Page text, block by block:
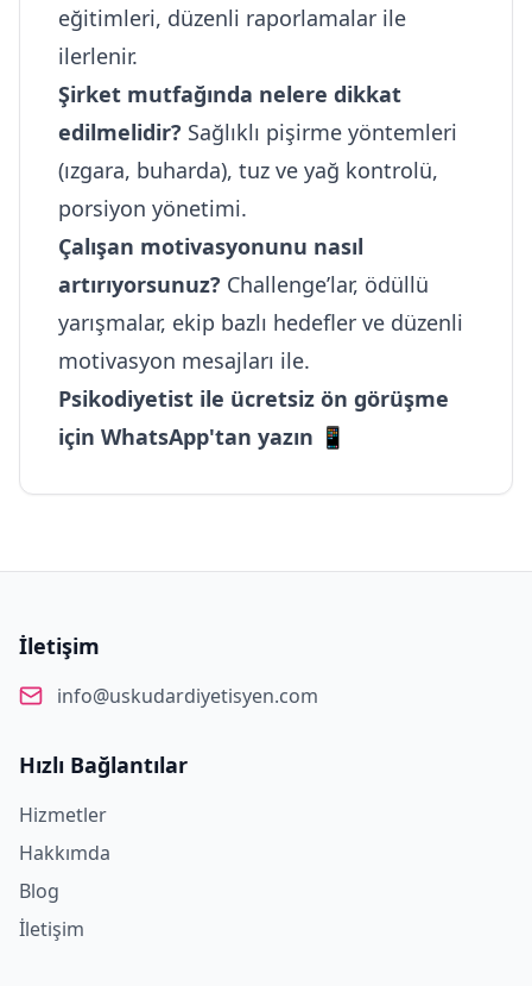
eğitimleri, düzenli raporlamalar ile
ilerlenir.
Şirket mutfağında nelere dikkat
edilmelidir? Sağlıklı pişirme yöntemleri
(ızgara, buharda), tuz ve yağ kontrolü,
porsiyon yönetimi.
Çalışan motivasyonunu nasıl
artırıyorsunuz? Challenge’lar, ödüllü
yarışmalar, ekip bazlı hedefler ve düzenli
motivasyon mesajları ile.
Psikodiyetist ile ücretsiz ön görüşme
için WhatsApp'tan yazın 📱
İletişim
info@uskudardiyetisyen.com
Hızlı Bağlantılar
Hizmetler
Hakkımda
Blog
İletişim